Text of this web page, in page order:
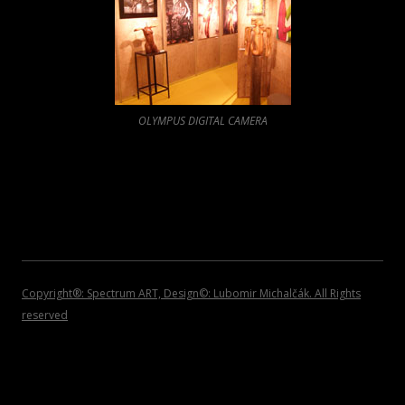
2008
2007
POZVÁNKY
OLYMPUS DIGITAL CAMERA
Copyright®: Spectrum ART, Design©: Lubomir Michalčák. All Rights
reserved